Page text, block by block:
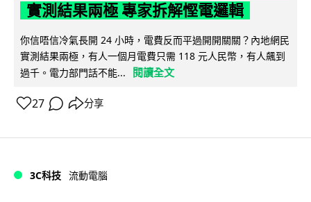
實測結果兩極 專家拆解慳電邏輯
你信唔信冷氣長開 24 小時，電費反而平過開開關關？內地網民
實測結果兩極，有人一個月電費只需 118 元人民幣，有人飆到
過千。電力部門話不能...
閱讀全文
27 分享
3C科技 流動電腦